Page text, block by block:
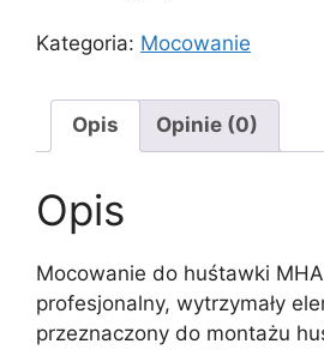
Kategoria: Mocowanie
Opis Opinie (0)
Opis
Mocowanie do huśtawki
profesjonalny, wytrzymały
przeznaczony do montażu